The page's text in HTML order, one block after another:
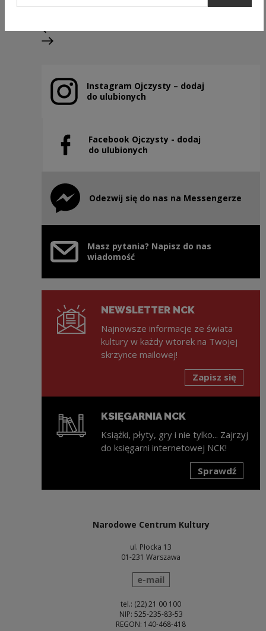
Poprzedni slajd
Następny slajd
Instagram Ojczysty – dodaj
do ulubionych
Uwaga, link zostanie otwarty w nowym oknie
Facebook Ojczysty - dodaj
do ulubionych
Uwaga, link zostanie otwarty w nowym oknie
Odezwij się do nas na Messengerze
Uwaga, link zostanie otwarty w nowym oknie
Masz pytania? Napisz do nas
wiadomość
NEWSLETTER NCK
Najnowsze informacje ze świata
kultury w każdy wtorek na Twojej
skrzynce mailowej!
Zapisz się
KSIĘGARNIA NCK
Książki, płyty, gry i nie tylko... Zajrzyj
do księgarni internetowej NCK!
Sprawdź
Narodowe Centrum Kultury
ul. Płocka 13
01-231 Warszawa
wyślij wiadomość
e-mail
tel.: (22) 21 00 100
NIP: 525-235-83-53
REGON: 140-468-418